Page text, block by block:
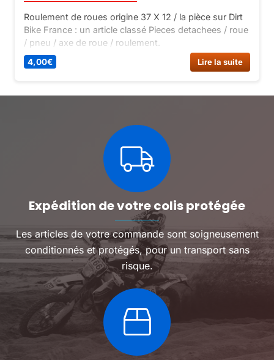
Roulement de roues origine 37 X 12 / la pièce sur Dirt
Bike France : un article classé Pieces detachees / roue
/ pneu / axe de roue / roulement.
4,00€ Lire la suite
Expédition de votre colis protégée
Les articles de votre commande sont soigneusement
conditionnés et protégés, pour un transport sans
risque.